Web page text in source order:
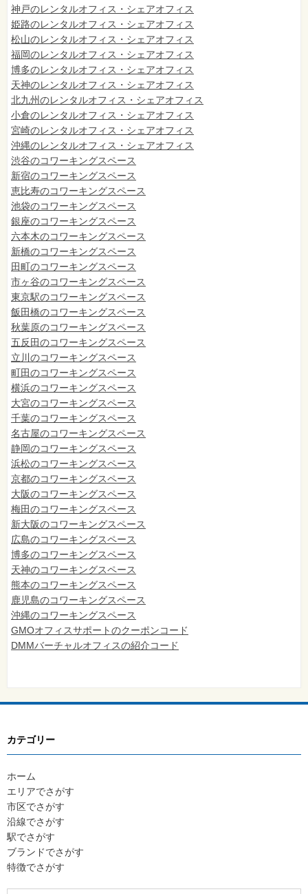
神戸のレンタルオフィス・シェアオフィス
姫路のレンタルオフィス・シェアオフィス
松山のレンタルオフィス・シェアオフィス
福岡のレンタルオフィス・シェアオフィス
博多のレンタルオフィス・シェアオフィス
天神のレンタルオフィス・シェアオフィス
北九州のレンタルオフィス・シェアオフィス
小倉のレンタルオフィス・シェアオフィス
宮崎のレンタルオフィス・シェアオフィス
沖縄のレンタルオフィス・シェアオフィス
渋谷のコワーキングスペース
新宿のコワーキングスペース
恵比寿のコワーキングスペース
池袋のコワーキングスペース
銀座のコワーキングスペース
六本木のコワーキングスペース
新橋のコワーキングスペース
田町のコワーキングスペース
市ヶ谷のコワーキングスペース
東京駅のコワーキングスペース
飯田橋のコワーキングスペース
秋葉原のコワーキングスペース
五反田のコワーキングスペース
立川のコワーキングスペース
町田のコワーキングスペース
横浜のコワーキングスペース
大宮のコワーキングスペース
千葉のコワーキングスペース
名古屋のコワーキングスペース
静岡のコワーキングスペース
浜松のコワーキングスペース
京都のコワーキングスペース
大阪のコワーキングスペース
梅田のコワーキングスペース
新大阪のコワーキングスペース
広島のコワーキングスペース
博多のコワーキングスペース
天神のコワーキングスペース
熊本のコワーキングスペース
鹿児島のコワーキングスペース
沖縄のコワーキングスペース
GMOオフィスサポートのクーポンコード
DMMバーチャルオフィスの紹介コード
カテゴリー
ホーム
エリアでさがす
市区でさがす
沿線でさがす
駅でさがす
ブランドでさがす
特徴でさがす